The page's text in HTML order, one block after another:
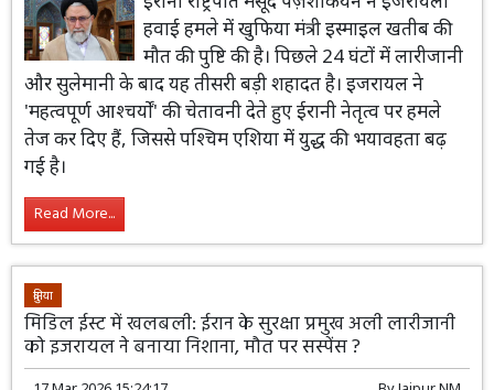
हवाई हमले में खुफिया मंत्री इस्माइल खतीब की
मौत की पुष्टि की है। पिछले 24 घंटों में लारीजानी
और सुलेमानी के बाद यह तीसरी बड़ी शहादत है। इजरायल ने
'महत्वपूर्ण आश्चर्यों' की चेतावनी देते हुए ईरानी नेतृत्व पर हमले
तेज कर दिए हैं, जिससे पश्चिम एशिया में युद्ध की भयावहता बढ़
गई है।
Read More...
दुनिया
मिडिल ईस्ट में खलबली: ईरान के सुरक्षा प्रमुख अली लारीजानी
को इजरायल ने बनाया निशाना, मौत पर सस्पेंस ?